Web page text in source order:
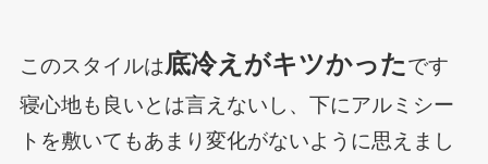
このスタイルは底冷えがキツかったです
寝心地も良いとは言えないし、下にアルミシー
トを敷いてもあまり変化がないように思えまし